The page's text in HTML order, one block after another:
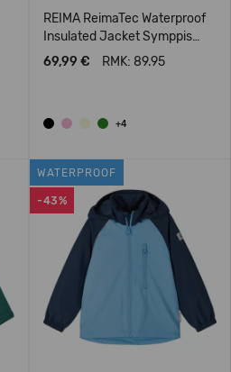
REIMA ReimaTec Waterproof
Insulated Jacket Symppis
5100045B
69,99 € RMK: 89.95
+4
-43%
WATERPROOF